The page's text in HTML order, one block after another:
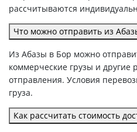
рассчитываются
Что можно отправить из
Из Абазы в Бор можно
коммерческие грузы и другие
отправления. Условия
груза.
Как рассчитать стоимость